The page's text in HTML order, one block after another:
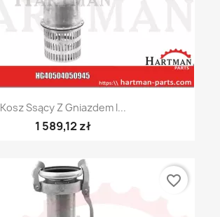
Kosz Ssący Z Gniazdem I...
1 589,12 zł
favorite_border